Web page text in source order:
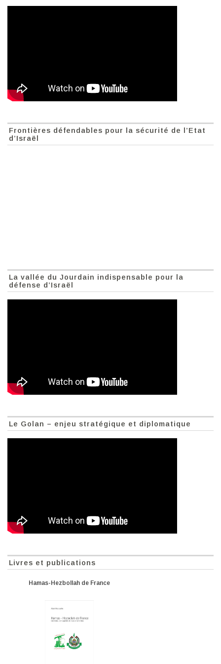
Frontières défendables pour la sécurité de l’Etat
d’Israël
La vallée du Jourdain indispensable pour la
défense d’Israël
Le Golan – enjeu stratégique et diplomatique
Livres et publications
Hamas-Hezbollah de France